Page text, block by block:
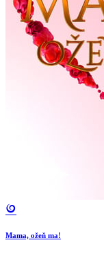
Mama, ožeň ma!